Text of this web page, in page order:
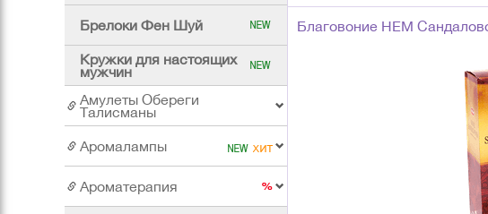
Брелоки Фен Шуй
Кружки для настоящих
мужчин
Амулеты Обереги
Талисманы
Аромалампы
Ароматерапия
Благовоние HEM